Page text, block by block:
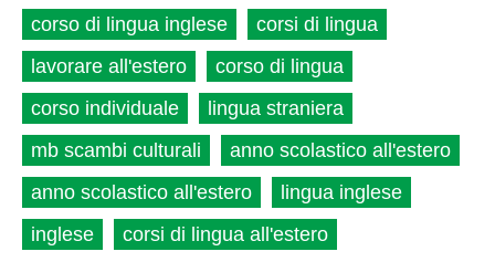
corso di lingua inglese
corsi di lingua
lavorare all'estero
corso di lingua
corso individuale
lingua straniera
mb scambi culturali
anno scolastico all'estero
anno scolastico all'estero
lingua inglese
inglese
corsi di lingua all'estero